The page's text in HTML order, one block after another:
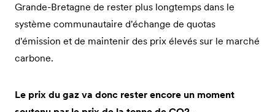
Grande-Bretagne de rester plus longtemps dans le
système communautaire d'échange de quotas
d'émission et de maintenir des prix élevés sur le marché
carbone.
Le prix du gaz va donc rester encore un moment